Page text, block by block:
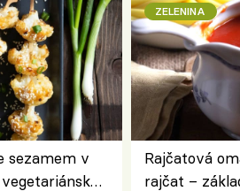
sezamem v
ZELENINA
Rajčatová
rajčat –